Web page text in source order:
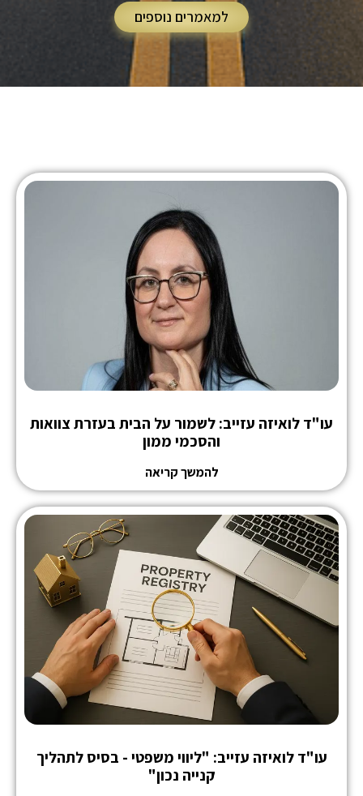
למאמרים נוספים
עו"ד לואיזה עזייב: לשמור על הבית בעזרת צוואות
והסכמי ממון
להמשך קריאה
עו"ד לואיזה עזייב: "ליווי משפטי - בסיס לתהליך
קנייה נכון"